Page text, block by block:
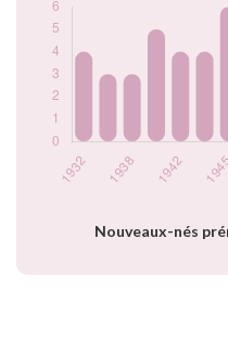
Nouveaux-nés
1929
1931
9
1932
1935
1938
3
5
4